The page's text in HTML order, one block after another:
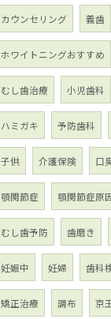
カウンセリング 義歯
ホワイトニングおすすめ
むし歯治療 小児歯科
ハミガキ 予防歯科
子供 介護保険 口
顎関節症 顎関節症原
むし歯予防 歯磨き
妊娠中 妊婦 歯科
矯正治療 調布 京